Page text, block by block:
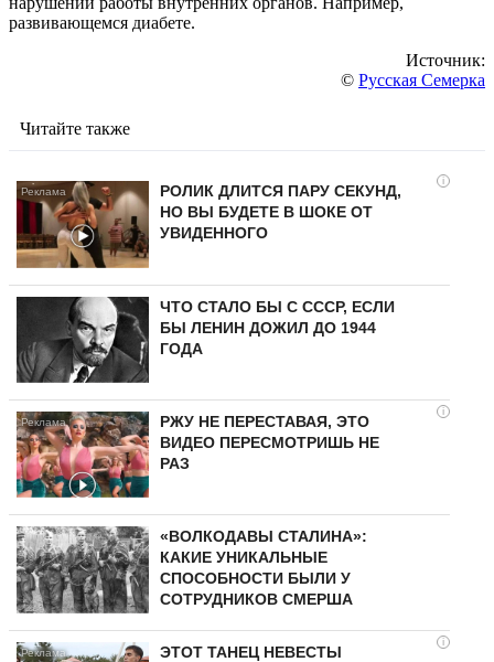
развивающемся диабете.
Источник:
© Русская Семерка
Читайте также
i
РОЛИК ДЛИТСЯ ПАРУ СЕКУНД,
НО ВЫ БУДЕТЕ В ШОКЕ ОТ
УВИДЕННОГО
ЧТО СТАЛО БЫ С СССР, ЕСЛИ
БЫ ЛЕНИН ДОЖИЛ ДО 1944
ГОДА
i
РЖУ НЕ ПЕРЕСТАВАЯ, ЭТО
ВИДЕО ПЕРЕСМОТРИШЬ НЕ
РАЗ
«ВОЛКОДАВЫ СТАЛИНА»:
КАКИЕ УНИКАЛЬНЫЕ
СПОСОБНОСТИ БЫЛИ У
СОТРУДНИКОВ СМЕРША
i
ЭТОТ ТАНЕЦ НЕВЕСТЫ